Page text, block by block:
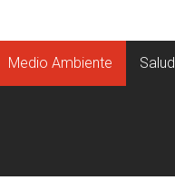
Medio Ambiente Salud